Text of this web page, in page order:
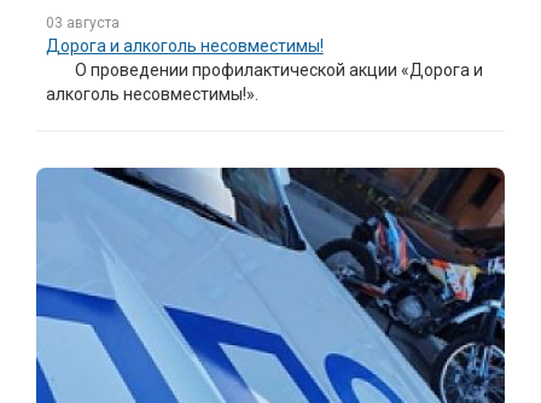
03 августа
Дорога и алкоголь несовместимы!
О проведении профилактической акции «Дорога и
алкоголь несовместимы!».